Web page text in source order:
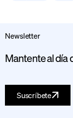
Newsletter
Mantente al día
Suscríbete